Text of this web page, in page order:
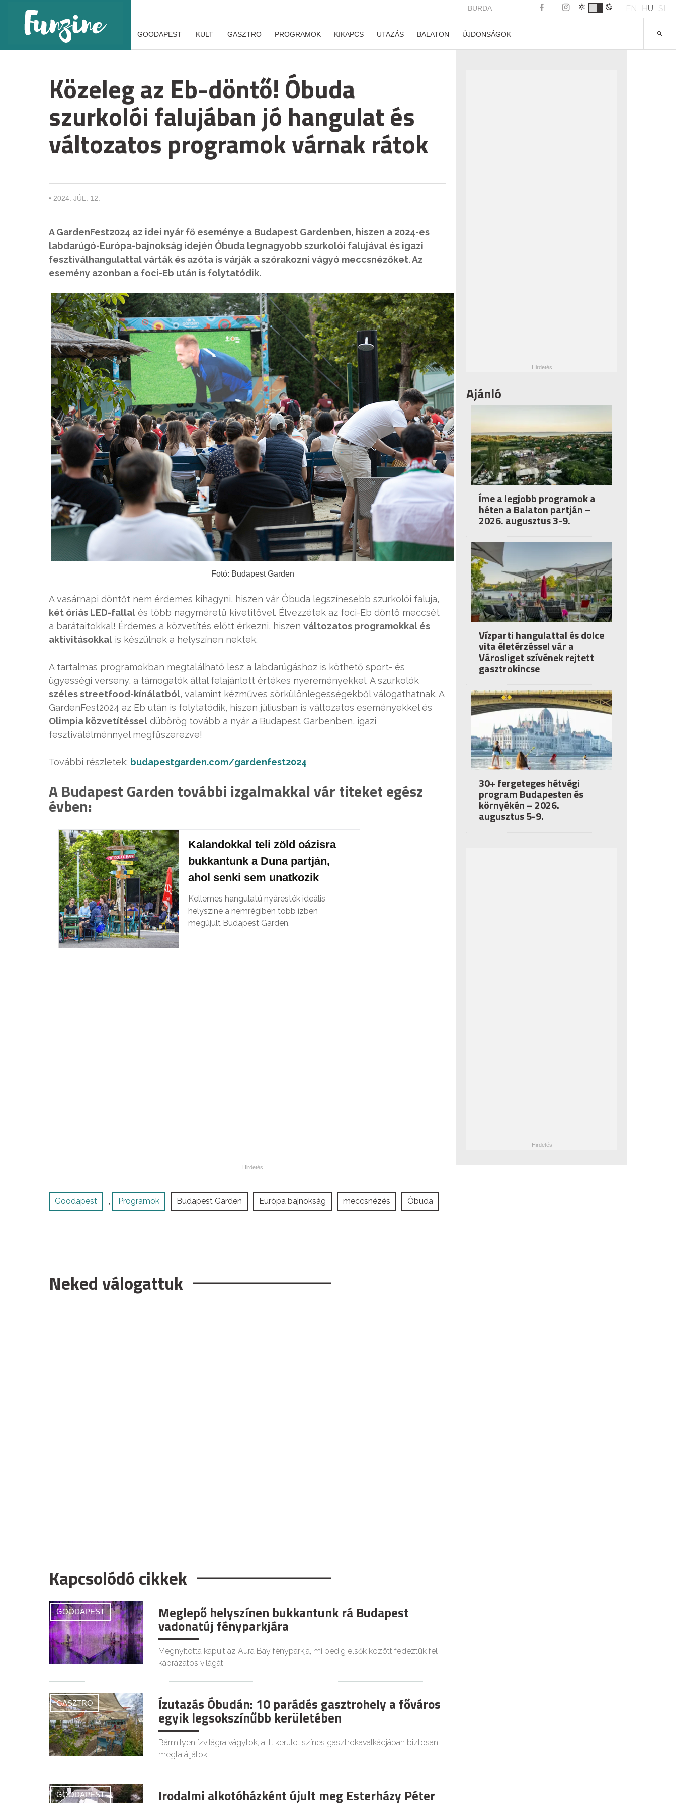
BURDA EN HU SL
GOODAPEST KULT GASZTRO PROGRAMOK KIKAPCS UTAZÁS BALATON ÚJDONSÁGOK
Közeleg az Eb-döntő! Óbuda
szurkolói falujában jó hangulat és
változatos programok várnak rátok
• 2024. JÚL. 12.
A GardenFest2024 az idei nyár fő eseménye a Budapest Gardenben, hiszen a 2024-es
labdarúgó-Európa-bajnokság idején Óbuda legnagyobb szurkolói falujával és igazi
fesztiválhangulattal várták és azóta is várják a szórakozni vágyó meccsnézőket. Az
esemény azonban a foci-Eb után is folytatódik.
Fotó: Budapest Garden
A vasárnapi döntőt nem érdemes kihagyni, hiszen vár Óbuda legszínesebb szurkolói faluja,
két óriás LED-fallal és több nagyméretű kivetítővel. Élvezzétek az foci-Eb döntő meccsét
a barátaitokkal! Érdemes a közvetítés előtt érkezni, hiszen változatos programokkal és
aktivitásokkal is készülnek a helyszínen nektek.
A tartalmas programokban megtalálható lesz a labdarúgáshoz is köthető sport- és
ügyességi verseny, a támogatók által felajánlott értékes nyereményekkel. A szurkolók
széles streetfood-kínálatból, valamint kézműves sörkülönlegességekből válogathatnak. A
GardenFest2024 az Eb után is folytatódik, hiszen júliusban is változatos eseményekkel és
Olimpia közvetítéssel dübörög tovább a nyár a Budapest Garbenben, igazi
fesztiválélménnyel megfűszerezve!
További részletek: budapestgarden.com/gardenfest2024
A Budapest Garden további izgalmakkal vár titeket egész
évben:
Kalandokkal teli zöld oázisra
bukkantunk a Duna partján,
ahol senki sem unatkozik
Kellemes hangulatú nyáresték ideális
helyszíne a nemrégiben több ízben
megújult Budapest Garden.
Goodapest , Programok Budapest Garden Európa bajnokság meccsnézés Óbuda
Neked válogattuk
Kapcsolódó cikkek
GOODAPEST Meglepő helyszínen bukkantunk rá Budapest
vadonatúj fényparkjára
Megnyitotta kapuit az Aura Bay fényparkja, mi pedig elsők között fedeztük fel
káprázatos világát.
GASZTRO Ízutazás Óbudán: 10 parádés gasztrohely a főváros
egyik legsokszínűbb kerületében
Bármilyen ízvilágra vágytok, a III. kerület színes gasztrokavalkádjában biztosan
megtaláljátok.
GOODAPEST Irodalmi alkotóházként újult meg Esterházy Péter
Ajánló
Íme a legjobb programok a
héten a Balaton partján –
2026. augusztus 3-9.
Vízparti hangulattal és dolce
vita életérzéssel vár a
Városliget szívének rejtett
gasztrokincse
30+ fergeteges hétvégi
program Budapesten és
környékén – 2026.
augusztus 5-9.